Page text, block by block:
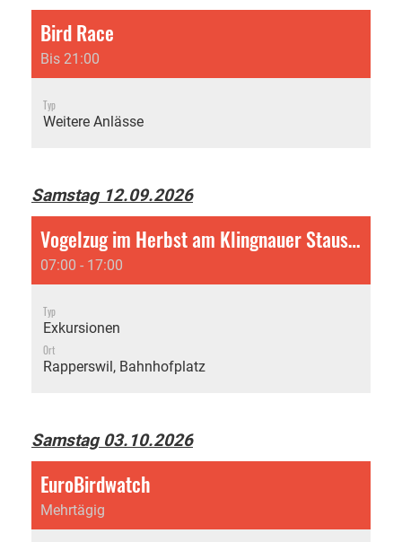
Bird Race
Bis 21:00
Typ
Weitere Anlässe
Samstag 12.09.2026
Vogelzug im Herbst am Klingnauer Stausee
07:00 - 17:00
Typ
Exkursionen
Ort
Rapperswil, Bahnhofplatz
Samstag 03.10.2026
EuroBirdwatch
Mehrtägig